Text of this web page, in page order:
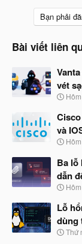
Bạn phải
Bài viết liên
vét
N
à
b
ắ
đ
ầ
u
và
N
à
y
b
ắ
đ
ầ
u
Ba lỗ
dẫn
N
à
b
ắ
Lỗ
dùng
N
Thứ